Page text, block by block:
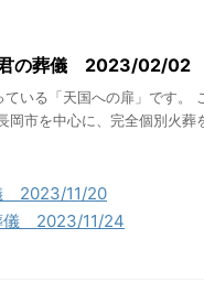
君の葬儀 2023/02/02
いる「天国への扉」です。
岡市を中心に、完全個別火葬
2023/11/20
儀 2023/11/24